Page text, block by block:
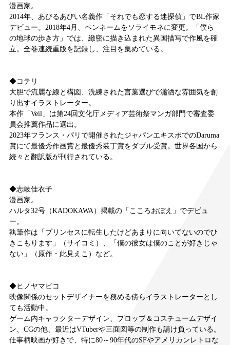
漫画家。
2014年、あびるあびい名義作「それでも恋する迷探偵」でBL作家
デビュー。2018年4月、ペンネームをソライモネに変更。「僕ら
の地球の歩き方」では、緻密に描き込まれた異国描写で作風を確
立。全巻連続重版を記録し、注目を集めている。
◆コテリ
大胆で流麗な線と構図、洗練された言葉選びで瀟洒な雰囲気を創
り出すイラストレーター。
本作「Veil」は第24回文化庁メディア芸術祭マンガ部門で審査委
員会推薦作品に選出。
2023年フランス・パリで開催されたジャパンエキスポでのDaruma
賞にて最優秀作画賞と最優秀装丁賞をダブル受賞。世界各国から
続々と翻訳版が刊行されている。
◆志岐佳衣子
漫画家。
ハルタ32号（KADOKAWA）掲載の「こころおぼえ」でデビュ
ー。
執筆作は「プリンセスに転生したけどあまりに向いてないのでひ
きこもります」（サイコミ）、「僕の彼女は僕のことが好きじゃ
ない」（原作・此見えこ）など。
◆ヒノヤマビコ
映像関係のセットデザイナーを務める傍らイラストレーターとし
ても活動中。
ゲーム内キャラクターデザイン、プロップ＆コスチュームデザイ
ン、CGの他、最近はVTuberや三面図等の制作も請け負っている。
仕事柄映画が好きで、特に80～90年代のSFやアメリカンレトロな